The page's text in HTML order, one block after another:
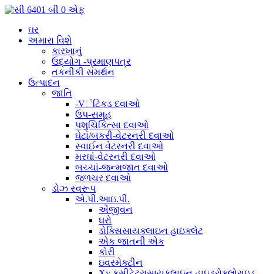
ઘર
અમારા વિશે
કારખાનું
ઉદ્યોગ -પ્રમાણપત્ર
તકનીકી સમર્થન
ઉત્પાદન
જાતિ
-Vંટિકડ દવાઓ
ઉપ-સમૂહ
પશુચિકિત્સા દવાઓ
ઘેટાં/બકરી-વેટરનરી દવાઓ
સ્વાઈન વેટરનરી દવાઓ
મરઘાં-વેટરનરી દવાઓ
બચ્ચાં-જન્મજાત દવાઓ
જળચર દવાઓ
ડોઝ સ્વરૂપ
એ.પી.આઇ.પી.
એંજીવન
ઘરો
ડોક્સિસાયક્લાઇન હાઇક્લેટ
એક જાતની એક
કોરી
ઇવરમેક્ટીન